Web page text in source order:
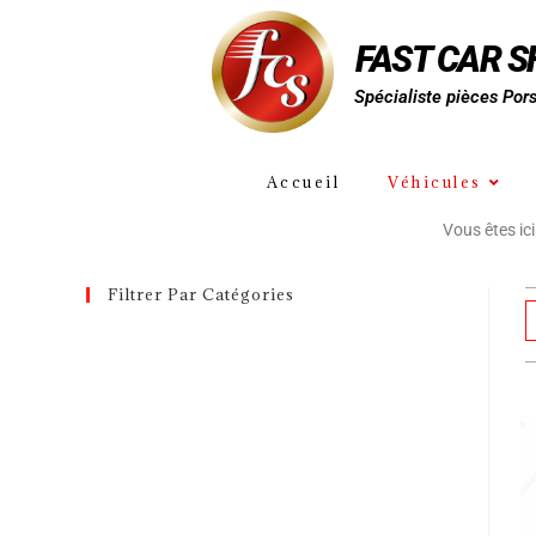
FAST CAR
Spécialiste pièces
Accueil Véhicules
Vous êtes
Filtrer Par Catégories